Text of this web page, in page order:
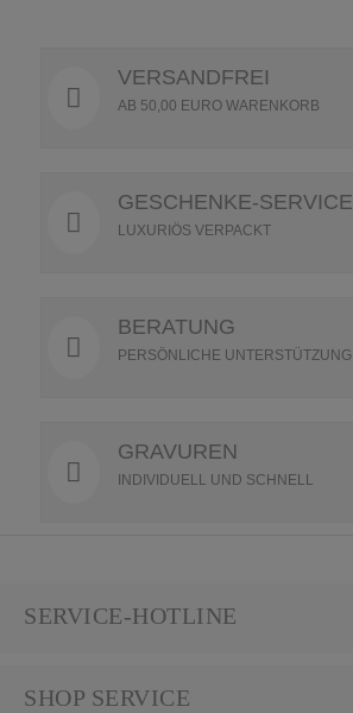
VERSANDFREI
AB 50,00 EURO WARENKORB
GESCHENKE-SERVICE
LUXURIÖS VERPACKT
BERATUNG
PERSÖNLICHE UNTERSTÜTZUNG
GRAVUREN
INDIVIDUELL UND SCHNELL
SERVICE-HOTLINE
SHOP SERVICE